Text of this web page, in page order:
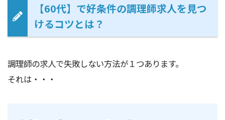
【60代】で好条件の調理師求人を見つ
けるコツとは？
調理師の求人で失敗しない方法が１つあります。
それは・・・